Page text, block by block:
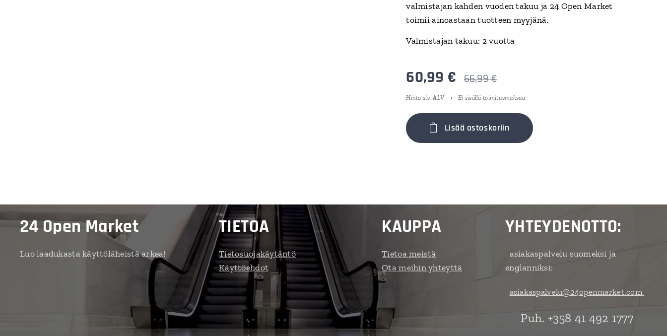
valmistajan kahden vuoden takuu ja 24 Open Market
toimii ainoastaan tuotteen myyjänä.
Valmistajan takuu: 2 vuotta
60,99 € 66,99€
Hinta sis. ALV Ei sisällä toimitusmaksua
Lisää ostoskoriin
24 Open Market
Luo laadukasta käyttöläheistä arkea!
TIETOA
Tietosuojakäytäntö
Käyttöehdot
KAUPPA
Tietoa meistä
Ota meihin yhteyttä
YHTEYDENOTTO:
asiakaspalvelu suomeksi ja
englanniksi:
asiakaspalvelu@24openmarket.com
Puh. +358 41 492 1777